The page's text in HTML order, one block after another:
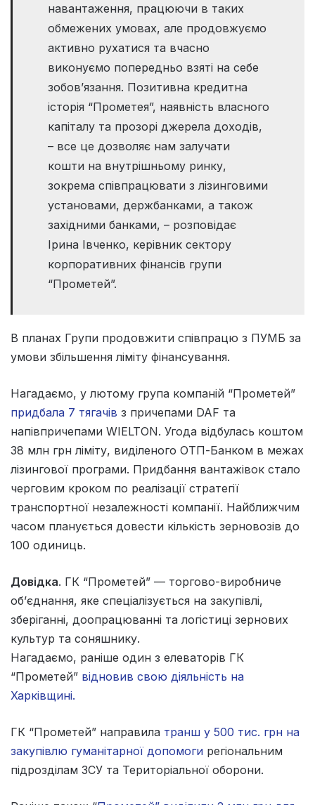
навантаження, працюючи в таких
обмежених умовах, але продовжуємо
активно рухатися та вчасно
виконуємо попередньо взяті на себе
зобов’язання. Позитивна кредитна
історія “Прометея”, наявність власного
капіталу та прозорі джерела доходів,
– все це дозволяє нам залучати
кошти на внутрішньому ринку,
зокрема співпрацювати з лізинговими
установами, держбанками, а також
західними банками, – розповідає
Ірина Івченко, керівник сектору
корпоративних фінансів групи
“Прометей”.
В планах Групи продовжити співпрацю з ПУМБ за
умови збільшення ліміту фінансування.
Нагадаємо, у лютому група компаній “Прометей”
придбала 7 тягачів з причепами DAF та
напівпричепами WIELTON. Угода відбулась коштом
38 млн грн ліміту, виділеного OTП-Банком в межах
лізингової програми. Придбання вантажівок стало
черговим кроком по реалізації стратегії
транспортної незалежності компанії. Найближчим
часом планується довести кількість зерновозів до
100 одиниць.
Довідка. ГК “Прометей” — торгово-виробниче
об’єднання, яке спеціалізується на закупівлі,
зберіганні, доопрацюванні та логістиці зернових
культур та соняшнику.
Нагадаємо, раніше один з елеваторів ГК
“Прометей” відновив свою діяльність на
Харківщині.
ГК “Прометей” направила транш у 500 тис. грн на
закупівлю гуманітарної допомоги регіональним
підрозділам ЗСУ та Територіальної оборони.